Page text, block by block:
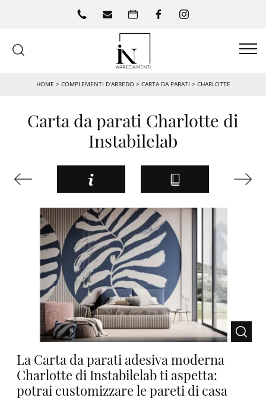
HOME > COMPLEMENTI D’ARREDO> CARTA DA PARATI > CHARLOTTE
Carta da parati Charlotte di
Instabilelab
La Carta da parati adesiva moderna
Charlotte di Instabilelab ti aspetta:
potrai customizzare le pareti di casa